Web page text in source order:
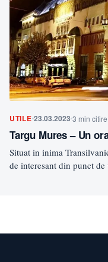
UTILE 23.03.2023 3 min citire
Targu Mures – Un
Situat in inima
de interesant din punct